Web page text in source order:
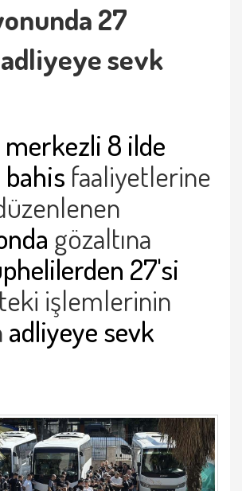
27
sevk
8 ilde
bahis faaliyetlerine
gözaltına
27'si
işlemlerinin
adliyeye sevk